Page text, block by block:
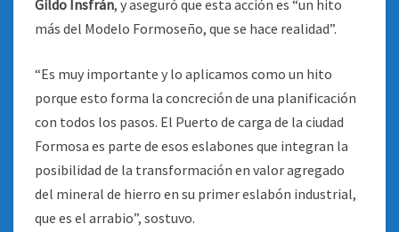
Gildo Insfrán, y aseguró que esta acción es “un hito
más del Modelo Formoseño, que se hace realidad”.
“Es muy importante y lo aplicamos como un hito
porque esto forma la concreción de una planificación
con todos los pasos. El Puerto de carga de la ciudad
Formosa es parte de esos eslabones que integran la
posibilidad de la transformación en valor agregado
del mineral de hierro en su primer eslabón industrial,
que es el arrabio”, sostuvo.